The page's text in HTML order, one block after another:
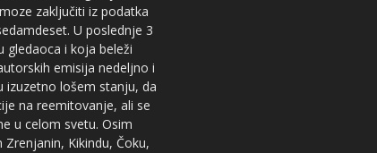
zaključiti iz podatka
U poslednje 3
gledaoca i koja beleži
emisija nedeljno i
izuzetno lošem stanju, da
na reemitovanje, ali se
u celom svetu. Osim
Kikindu, Čoku,